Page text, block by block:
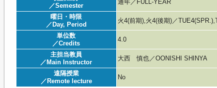
／Semester
通年／FULL-YEAR
曜日・時限
／Day, Period
火4(前期),火4(後期)／
単位数
／Credits
4.0
主担当教員
／Main Instructor
大西 慎也／OONISHI SHINYA
遠隔授業
／Remote lecture
No